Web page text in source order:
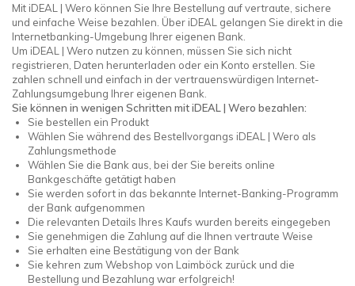
Mit iDEAL | Wero können Sie Ihre Bestellung auf vertraute, sichere
und einfache Weise bezahlen. Über iDEAL gelangen Sie direkt in die
Internetbanking-Umgebung Ihrer eigenen Bank.
Um iDEAL | Wero nutzen zu können, müssen Sie sich nicht
registrieren, Daten herunterladen oder ein Konto erstellen. Sie
zahlen schnell und einfach in der vertrauenswürdigen Internet-
Zahlungsumgebung Ihrer eigenen Bank.
Sie können in wenigen Schritten mit iDEAL | Wero bezahlen:
Sie bestellen ein Produkt
Wählen Sie während des Bestellvorgangs iDEAL | Wero als
Zahlungsmethode
Wählen Sie die Bank aus, bei der Sie bereits online
Bankgeschäfte getätigt haben
Sie werden sofort in das bekannte Internet-Banking-Programm
der Bank aufgenommen
Die relevanten Details Ihres Kaufs wurden bereits eingegeben
Sie genehmigen die Zahlung auf die Ihnen vertraute Weise
Sie erhalten eine Bestätigung von der Bank
Sie kehren zum Webshop von Laimböck zurück und die
Bestellung und Bezahlung war erfolgreich!